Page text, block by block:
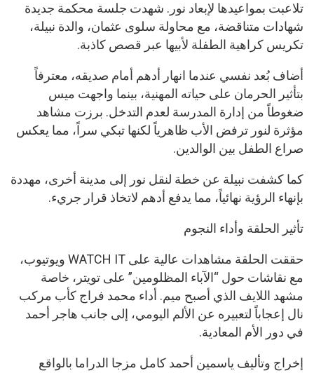
تلاعبت بمواعيدها لإبعاد نور. شهدت جلسة محكمة جديدة
شهادات متناقضة، مع محاولة سلوى عثمان، والدة نبيلة،
تكريس كراهية الطفلة لأبيها عبر قصص كاذبة.
أضاف بُعد نفسي عندما انهار أدهم أمام صديقه، معترفاً
بتأثير الحرمان على حياته المهنية، بينما واجهت ميس
ضغوطاً من إدارة المدرسة لعدم التدخل. برزت مشاهد
مؤثرة لنور ترفض الأب ظاهرياً لكنها تبكي سراً، مما يعكس
صراع الطفل بين الوالدين.
كما كشفت نبيلة عن خطة لنقل نور إلى مدينة أخرى، مهددة
بإنهاء الرؤية نهائياً، مما يدفع أدهم لاتخاذ قرار جريء.
تأثير الحلقة وأداء النجوم
حققت الحلقة مشاهدات عالية على WATCH IT ويوتيوب،
مع نقاشات حول “الآباء المظلومين” على تويتر، خاصة
مشهد اللايف الذي أصبح ميم. أداء محمد فراج كأب مركب
نال إعجاباً لتعبيره عن الألم اليومي، إلى جانب هاجر أحمد
في دور الأم المعادية.
إخراج وتأليف ياسمين أحمد كامل مزجا الدراما بالواقع